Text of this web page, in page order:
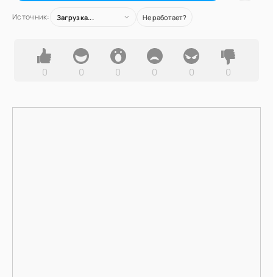
Источник: Загрузка... Не работает?
0 0 0 0 0 0